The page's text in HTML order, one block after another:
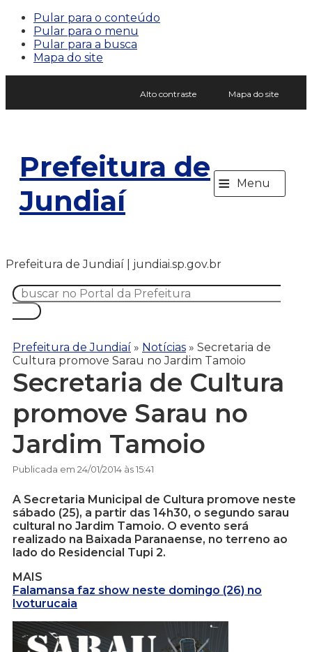
Pular para o conteúdo
Pular para o menu
Pular para a busca
Mapa do site
Alto contraste Mapa do site
Prefeitura de
Jundiaí
≡ Menu
Prefeitura de Jundiaí | jundiai.sp.gov.br
Prefeitura de Jundiaí » Notícias » Secretaria de
Cultura promove Sarau no Jardim Tamoio
Secretaria de Cultura
promove Sarau no
Jardim Tamoio
Publicada em 24/01/2014 às 15:41
A Secretaria Municipal de Cultura promove neste
sábado (25), a partir das 14h30, o segundo sarau
cultural no Jardim Tamoio. O evento será
realizado na Baixada Paranaense, no terreno ao
lado do Residencial Tupi 2.
MAIS
Falamansa faz show neste domingo (26) no
Ivoturucaia